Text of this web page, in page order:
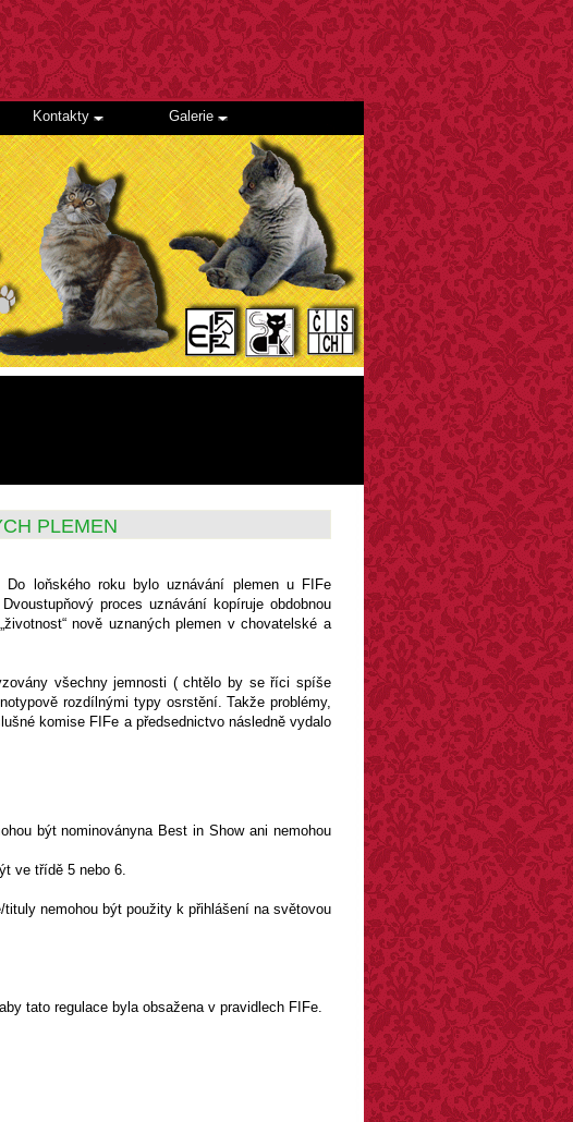
Kontakty Galerie
PLEMEN
loňského roku bylo uznávání plemen u FIFe
proces uznávání kopíruje obdobnou
nově uznaných plemen v chovatelské a
všechny jemnosti ( chtělo by se říci spíše
rozdílnými typy osrstění. Takže problémy,
komise FIFe a předsednictvo následně vydalo
být nominoványna Best in Show ani nemohou
ve třídě 5 nebo 6.
nemohou být použity k přihlášení na světovou
tato regulace byla obsažena v pravidlech FIFe.